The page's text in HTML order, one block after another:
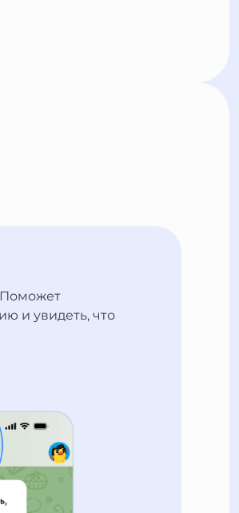
Поможет
и увидеть, что